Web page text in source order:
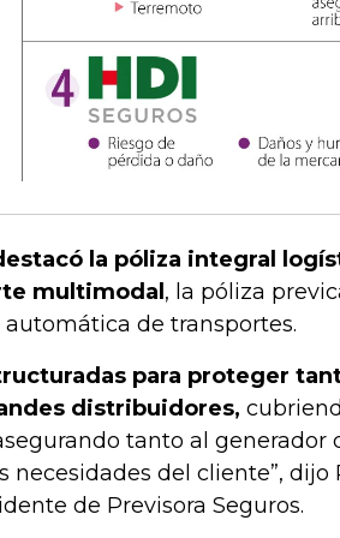
la póliza integral
multimodal , la póliza
de transportes.
para proteger
distribuidores,
tanto al generador
necesidades del cliente”, dijo
de Previsora Seguros.